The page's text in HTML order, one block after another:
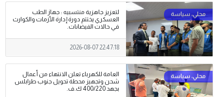
لتعزيز جاهزية منتسبيه : جهاز الطب
العسكري يختتم دورة إدارة الأزمات والكوارث
في حالات الفيضانات.
2026-08-07 22:47:18
العامة للكهرباء تعلن الانتهاء من أعمال
شحن وتجهيز محطة تحويل جنوب طرابلس
بجهد 400/220 ك.ف.